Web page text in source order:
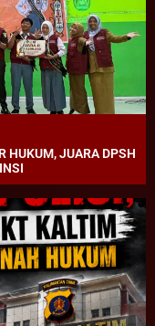
HUKUM, JUARA DPSH